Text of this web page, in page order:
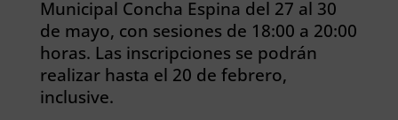
Municipal Concha Espina del 27 al 30
de mayo, con sesiones de 18:00 a 20:00
horas. Las inscripciones se podrán
realizar hasta el 20 de febrero,
inclusive.